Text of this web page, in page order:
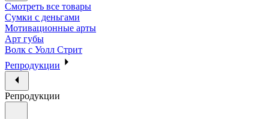
Смотреть все товары
Сумки с деньгами
Мотивационные арты
Арт губы
Волк с Уолл Стрит
Репродукции
Репродукции